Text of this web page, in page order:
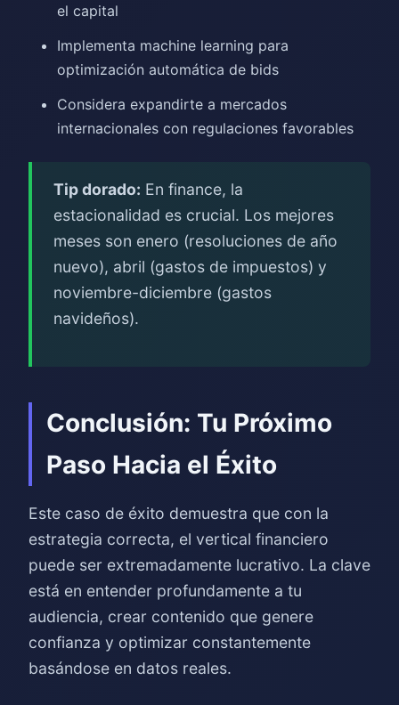
el capital
Implementa machine learning para
optimización automática de bids
Considera expandirte a mercados
internacionales con regulaciones favorables
Tip dorado: En finance, la
estacionalidad es crucial. Los mejores
meses son enero (resoluciones de año
nuevo), abril (gastos de impuestos) y
noviembre-diciembre (gastos
navideños).
Conclusión: Tu Próximo
Paso Hacia el Éxito
Este caso de éxito demuestra que con la
estrategia correcta, el vertical financiero
puede ser extremadamente lucrativo. La clave
está en entender profundamente a tu
audiencia, crear contenido que genere
confianza y optimizar constantemente
basándose en datos reales.